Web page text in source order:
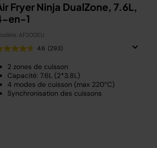
Fryer Ninja DualZone, 7.6L,
en-1
AF200EU
4.6 (293)
2 zones de cuisson
Capacité: 7.6L (2*3.8L)
4 modes de cuisson (max 220°C)
Synchronisation des cuissons